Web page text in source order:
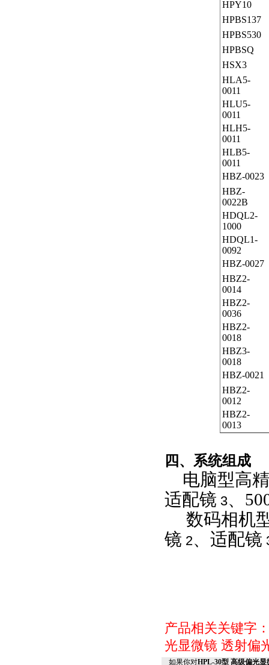
HPY10
HPBS137
HPBS530
HPBSQ
HSX3
HLA5-
0011
HLU5-
0011
HLH5-
0011
HLB5-
0011
HBZ-0023
HBZ-
0022B
HDQL2-
1000
HDQL1-
0092
HBZ-0027
HBZ2-
0014
HBZ2-
0036
HBZ2-
0018
HBZ3-
0018
HBZ-0021
HBZ2-
0012
HBZ2-
0013
四、系统组成
电脑型高
适配镜 3、
数码相机
镜 2、适配镜
产品相关关键字
光显微镜 透射偏
如果你对HPL-30型 高级偏光